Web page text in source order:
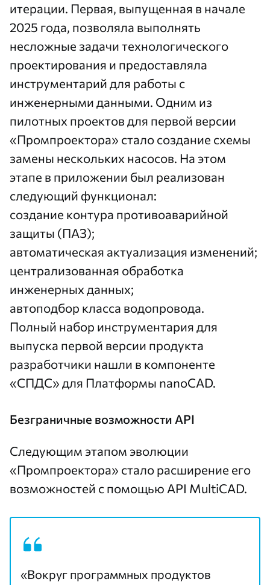
итерации. Первая, выпущенная в начале
2025 года, позволяла выполнять
несложные задачи технологического
проектирования и предоставляла
инструментарий для работы с
инженерными данными. Одним из
пилотных проектов для первой версии
«Промпроектора» стало создание схемы
замены нескольких насосов. На этом
этапе в приложении был реализован
следующий функционал:
создание контура противоаварийной
защиты (ПАЗ);
автоматическая актуализация изменений;
централизованная обработка
инженерных данных;
автоподбор класса водопровода.
Полный набор инструментария для
выпуска первой версии продукта
разработчики нашли в компоненте
«СПДС» для Платформы nanoCAD.
Безграничные возможности API
Следующим этапом эволюции
«Промпроектора» стало расширение его
возможностей с помощью API MultiCAD.
«Вокруг программных продуктов